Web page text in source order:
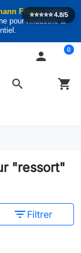
Francehabitat
pour l'industrie &
⭐️⭐️⭐️⭐️⭐️4.8/5
search

shopping_cart
0
"ressort"
filter_list Filtrer